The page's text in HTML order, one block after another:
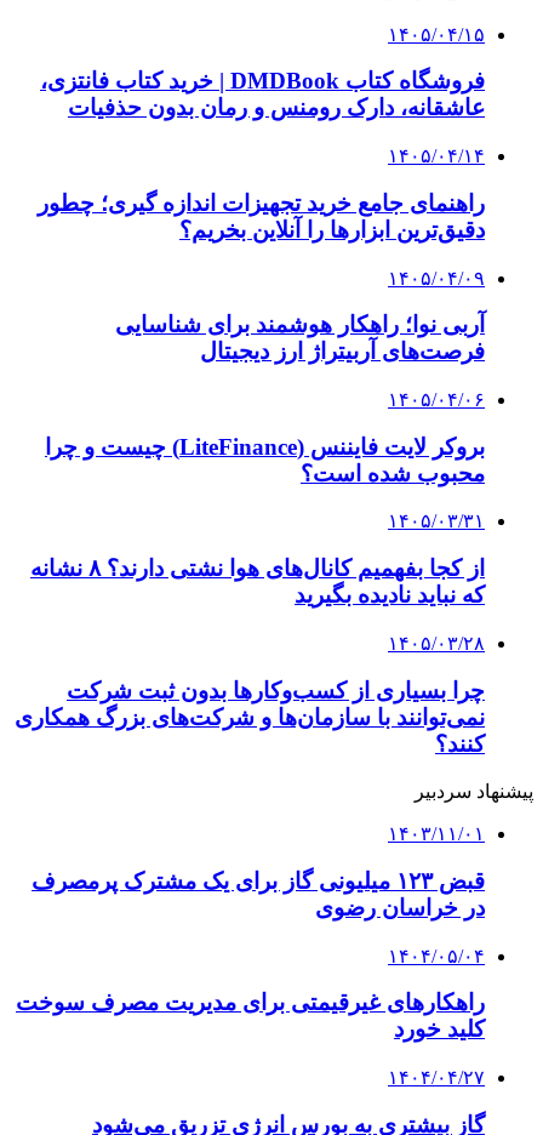
۱۴۰۵/۰۴/۱۵
فروشگاه کتاب DMDBook | خرید کتاب فانتزی،
عاشقانه، دارک رومنس و رمان بدون حذفیات
۱۴۰۵/۰۴/۱۴
راهنمای جامع خرید تجهیزات اندازه گیری؛ چطور
دقیق‌ترین ابزارها را آنلاین بخریم؟
۱۴۰۵/۰۴/۰۹
آربی نوا؛ راهکار هوشمند برای شناسایی
فرصت‌های آربیتراژ ارز دیجیتال
۱۴۰۵/۰۴/۰۶
بروکر لایت فایننس (LiteFinance) چیست و چرا
محبوب شده است؟
۱۴۰۵/۰۳/۳۱
از کجا بفهمیم کانال‌های هوا نشتی دارند؟ ۸ نشانه
که نباید نادیده بگیرید
۱۴۰۵/۰۳/۲۸
چرا بسیاری از کسب‌وکارها بدون ثبت شرکت
نمی‌توانند با سازمان‌ها و شرکت‌های بزرگ همکاری
کنند؟
پیشنهاد سردبیر
۱۴۰۳/۱۱/۰۱
قبض ۱۲۳ میلیونی گاز برای یک مشترک پرمصرف
در خراسان رضوی
۱۴۰۴/۰۵/۰۴
راهکارهای غیرقیمتی برای مدیریت مصرف سوخت
کلید خورد
۱۴۰۴/۰۴/۲۷
گاز بیشتری به بورس انرژی تزریق می‌شود